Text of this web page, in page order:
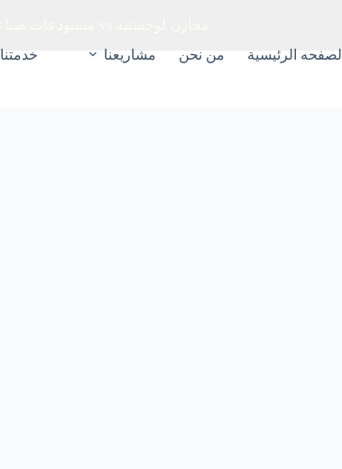
الصفحه الرئيسية من نحن مشاريعنا خدمتنا